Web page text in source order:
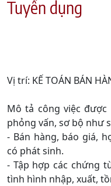
Tuyển dụng
Vị trí: KẾ TOÁN BÁN
Mô tả công việc
phỏng vấn, sơ bộ như
- Bán hàng, báo giá,
có phát sinh.
- Tập hợp các chứng
tình hình nhập, xuất,